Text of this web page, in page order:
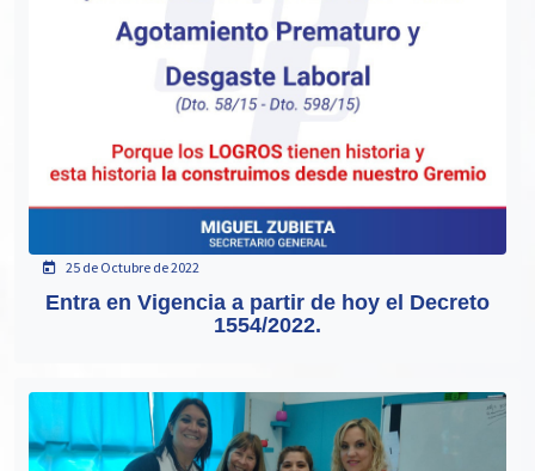
25 de Octubre de 2022
Entra en Vigencia a partir de hoy el Decreto
1554/2022.